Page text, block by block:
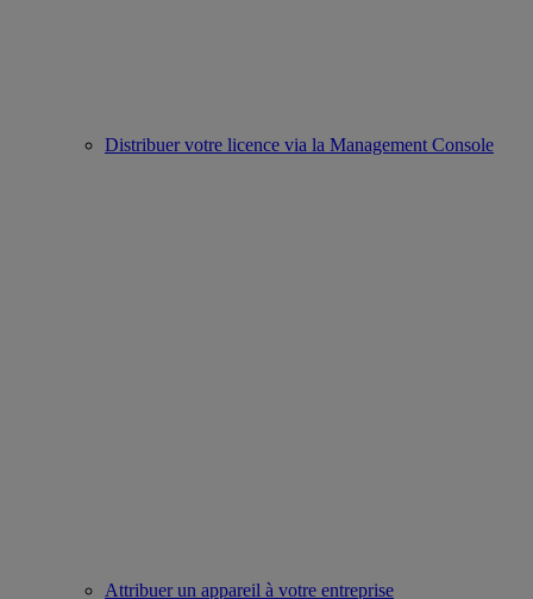
Distribuer votre licence via la Management Console
Attribuer un appareil à votre entreprise